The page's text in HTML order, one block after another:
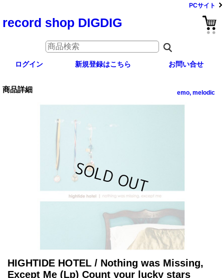
PCサイト
record shop DIGDIG
ログイン 新規登録はこちら お問い合せ
商品詳細 emo, melodic
HIGHTIDE HOTEL / Nothing was Missing,
Except Me (Lp) Count your lucky stars